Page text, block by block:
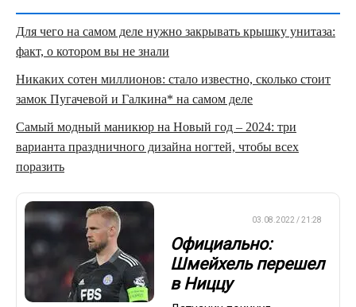
Для чего на самом деле нужно закрывать крышку унитаза:
факт, о котором вы не знали
Никаких сотен миллионов: стало известно, сколько стоит
замок Пугачевой и Галкина* на самом деле
Самый модный маникюр на Новый год – 2024: три
варианта праздничного дизайна ногтей, чтобы всех
поразить
03.08.2022 / 21:28
Официально:
Шмейхель перешел
в Ниццу